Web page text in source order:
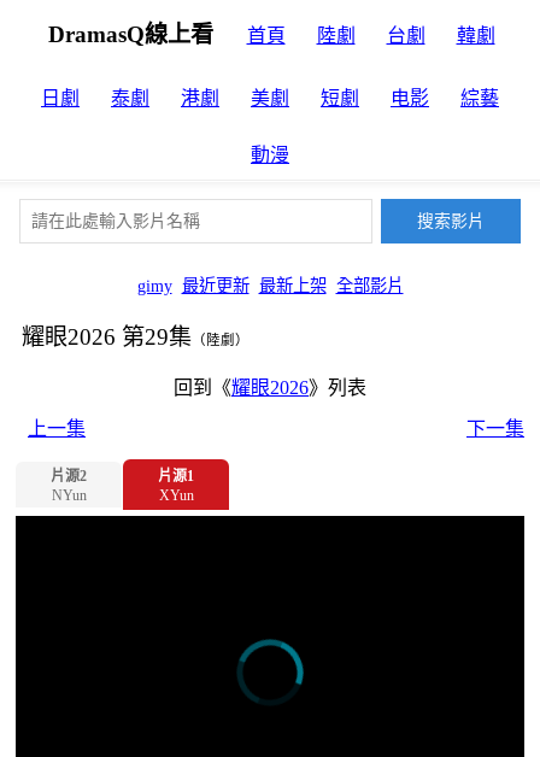
DramasQ線上看 首頁 陸劇 台劇 韓劇
日劇 泰劇 港劇 美劇 短劇 电影 綜藝
動漫
gimy 最近更新 最新上架 全部影片
耀眼2026 第29集 （陸劇）
回到《耀眼2026》列表
上一集
下一集
片源2
NYun
片源1
XYun